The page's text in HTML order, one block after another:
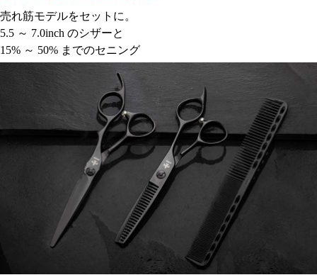
売れ筋モデルをセットに。
5.5 ～ 7.0inch のシザーと
15% ～ 50% までのセニング